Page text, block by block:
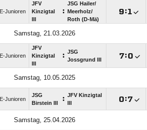
E-Junioren
JFV
Kinzigtal
:
JSG Hailer/​
Meerholz/​
Roth (D-Mä)
:
Samstag, 21.03.2026
E-Junioren
JFV
Kinzigtal
: JSG
Jossgrund III
:
Samstag, 10.05.2025
E-Junioren
JSG
Birstein III
: JFV Kinzigtal
:
Samstag, 25.04.2026